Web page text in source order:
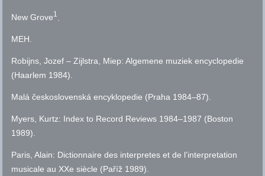
New Grove1
MEH.
Robijns, Jozef – Zijlstra, Miep: Algemene muziek encyclopedie
(Haarlem 1984).
Malá československá encyklopedie (Praha 1984–87).
Myers, Kurtz: Index to Record Reviews 1984–1987 (Boston
1989).
Paris, Alain: Dictionnaire des interpretes et de lʼinterpretation
musicale au XXe siècle (Paříž 1989).